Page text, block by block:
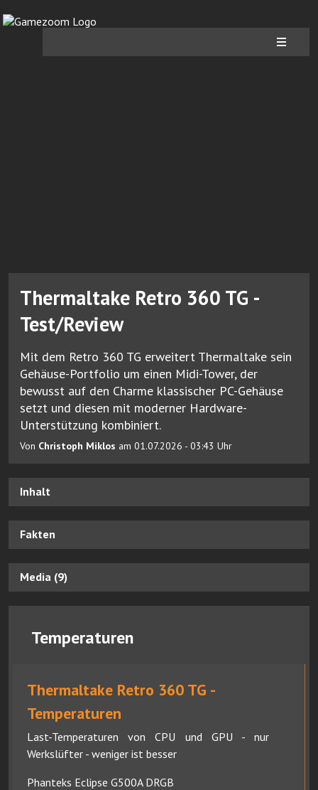
Thermaltake Retro 360 TG -
Test/Review
Mit dem Retro 360 TG erweitert Thermaltake sein
Gehäuse-Portfolio um einen Midi-Tower, der
bewusst auf den Charme klassischer PC-Gehäuse
setzt und diesen mit moderner Hardware-
Unterstützung kombiniert.
Von Christoph Miklos am 01.07.2026 - 03:43 Uhr
Inhalt
Fakten
Media (9)
Temperaturen
Thermaltake Retro 360 TG -
Temperaturen
Last-Temperaturen von CPU und GPU - nur
Werkslüfter - weniger ist besser
Phanteks Eclipse G500A DRGB